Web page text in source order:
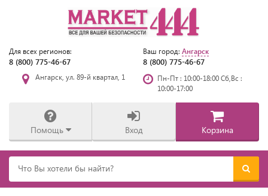
Для всех регионов:
8 (800) 775-46-67
Ваш город: Ангарск
8 (800) 775-46-67
Ангарск, ул. 89-й квартал, 1
Пн-Пт : 10:00-18:00 Сб,Вс :
10:00-17:00
Помощь Вход Корзина